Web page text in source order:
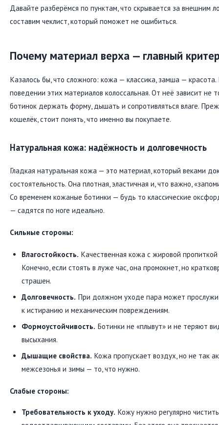
Давайте разберёмся по пунктам, что скрывается за внешним
составим чеклист, который поможет не ошибиться.
Почему материал верха — главный
Казалось бы, что сложного: кожа — классика, замша —
поведении этих материалов колоссальная. От неё зависит не
ботинок держать форму, дышать и сопротивляться влаге.
кошелёк, стоит понять, что именно вы покупаете.
Натуральная кожа: надёжность и долговечность
Гладкая натуральная кожа — это материал, который веками
состоятельность. Она плотная, эластичная и, что важно,
Со временем кожаные ботинки — будь то классические
— садятся по ноге идеально.
Сильные стороны:
Влагостойкость. Качественная кожа с жировой
Конечно, если стоять в луже час, она промокнет, но
страшен.
Долговечность. При должном уходе пара может
к истиранию и механическим повреждениям.
Формоустойчивость. Ботинки не «плывут» и не теряют
высыхания.
Дышащие свойства. Кожа пропускает воздух, но не так
межсезонья и зимы — то, что нужно.
Слабые стороны:
Требовательность к уходу. Кожу нужно регулярно